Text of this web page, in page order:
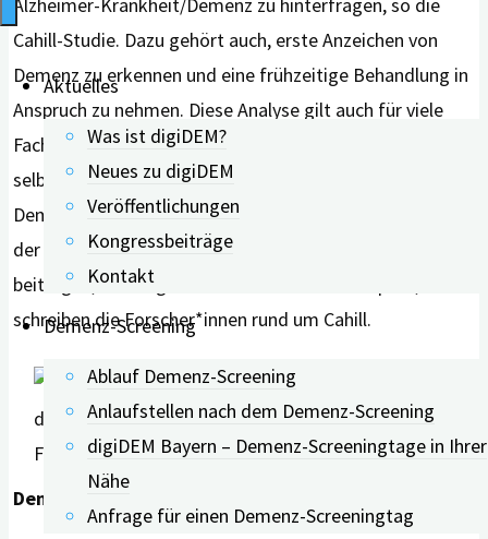
Aktuelles
Was ist digiDEM?
Neues zu digiDEM
Veröffentlichungen
Kongressbeiträge
Kontakt
Demenz-Screening
Ablauf Demenz-Screening
Anlaufstellen nach dem Demenz-Screening
digiDEM Bayern – Demenz-Screeningtage in Ihrer
Nähe
Anfrage für einen Demenz-Screeningtag
Cahill-Studie. Dazu gehört auch, erste Anzeichen von
Demenz zu erkennen und eine frühzeitige Behandlung in
Anspruch zu nehmen. Diese Analyse gilt auch für viele
Fachkräfte im Gesundheitswesen und Kliniker, die oft
selbst ein „begrenztes Verständnis“ für eine beginnende
Demenz hätten. Die Verbesserung des Wissensstands
der allgemeinen Bevölkerung werde ebenfalls dazu
beitragen, das Stigma der Demenz zu bekämpfen,
schreiben die Forscher*innen rund um Cahill.
Foto: Shutterstock
Demenz-Behandlung wird befürwortet